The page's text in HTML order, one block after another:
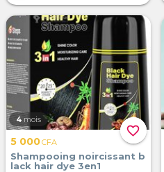
favorite_border
4 mois
5 000CFA
Shampooing noircissant b
lack hair dye 3en1